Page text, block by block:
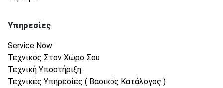
Υπηρεσίες
Service Now
Τεχνικός Στον Χώρο Σου
Τεχνική Υποστήριξη
Τεχνικές Υπηρεσίες ( Βασικός Κατάλογος )